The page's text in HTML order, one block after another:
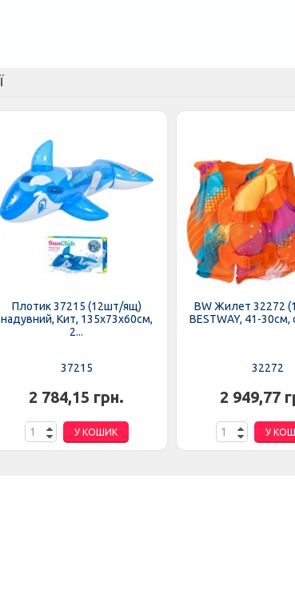
Плотик 37215 (12шт/ящ)
надувний, Кит, 135х73х60см,
2...
37215
2 784,15 грн.
У КОШИК
BW Жилет 32272
BESTWAY, 41-30см,
32272
2 949,77
У